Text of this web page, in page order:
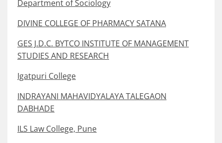
Department of Sociology
DIVINE COLLEGE OF PHARMACY SATANA
GES J.D.C. BYTCO INSTITUTE OF MANAGEMENT
STUDIES AND RESEARCH
Igatpuri College
INDRAYANI MAHAVIDYALAYA TALEGAON
DABHADE
ILS Law College, Pune